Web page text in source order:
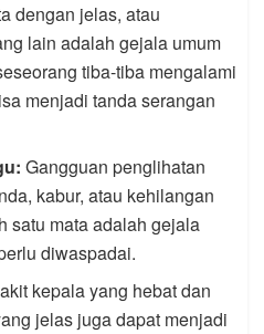
dengan jelas, atau
lain adalah gejala umum
tiba-tiba mengalami
menjadi tanda serangan
Gangguan penglihatan
kabur, atau kehilangan
satu mata adalah gejala
diwaspadai.
kepala yang hebat dan
jelas juga dapat menjadi